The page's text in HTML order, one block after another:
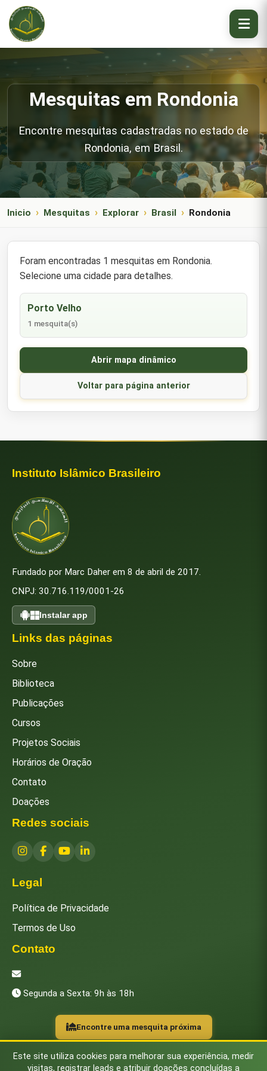
Mesquitas em Rondonia
Encontre mesquitas cadastradas no estado de
Rondonia, em Brasil.
Inicio Mesquitas Explorar Brasil Rondonia
Foram encontradas 1 mesquitas em Rondonia.
Selecione uma cidade para detalhes.
Porto Velho
1 mesquita(s)
Abrir mapa dinâmico
Voltar para página anterior
Instituto Islâmico Brasileiro
Fundado por Marc Daher em 8 de abril de 2017.
CNPJ: 30.716.119/0001-26
Instalar app
Links das páginas
Sobre
Biblioteca
Publicações
Cursos
Projetos Sociais
Horários de Oração
Contato
Doações
Redes sociais
Legal
Política de Privacidade
Termos de Uso
Contato
Segunda a Sexta: 9h às 18h
Encontre uma mesquita próxima
Este site utiliza cookies para melhorar sua experiência, medir
visitas, registrar leads e atribuir doações concluídas a